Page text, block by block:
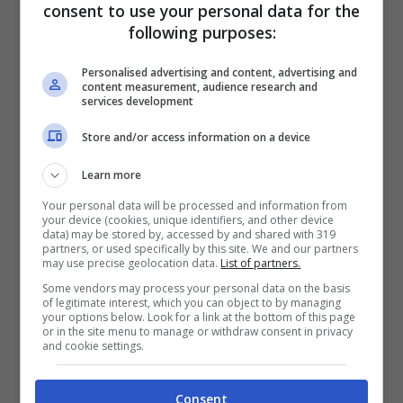
perfetto assist diDe Ketelaere. Ex
doppietta personale, quando trova la
conclusione vincente imprendibile per
Ravaglia.
definitivamente le speranze del Bologna, di
ottenere almeno un pareggio e tenere la
squadra bergamascadietro in classifica.
Sconfitta contro l’Atalanta, che gli uomini di
Italiano dovranno essere bravi a cancellare in
fretta, perché tra due giorni per il Bologna,
sarà ancora tempo di scontro diretto.
consent to use your personal data for the
following purposes:
Personalised advertising and content, advertising and
content measurement, audience research and
services development
Store and/or access information on a device
Learn more
Your personal data will be processed and information from
your device (cookies, unique identifiers, and other device
data) may be stored by, accessed by and shared with 319
partners, or used specifically by this site. We and our partners
may use precise geolocation data. List of partners.
Some vendors may process your personal data on the basis
of legitimate interest, which you can object to by managing
your options below. Look for a link at the bottom of this page
or in the site menu to manage or withdraw consent in privacy
and cookie settings.
Consent